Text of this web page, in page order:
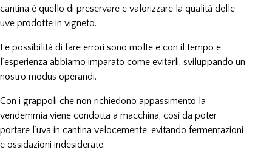
cantina è quello di preservare e valorizzare la qualità delle
uve prodotte in vigneto.
Le possibilità di fare errori sono molte e con il tempo e
l’esperienza abbiamo imparato come evitarli, sviluppando un
nostro modus operandi.
Con i grappoli che non richiedono appassimento la
vendemmia viene condotta a macchina, così da poter
portare l’uva in cantina velocemente, evitando fermentazioni
e ossidazioni indesiderate.